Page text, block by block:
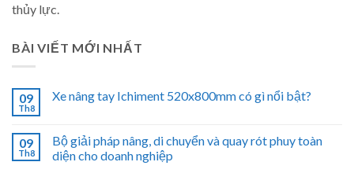
thủy lực.
BÀI VIẾT MỚI NHẤT
09
Th8
Xe nâng tay Ichiment 520x800mm có gì nổi bật?
09
Th8
Bộ giải pháp nâng, di chuyển và quay rót phuy toàn
diện cho doanh nghiệp